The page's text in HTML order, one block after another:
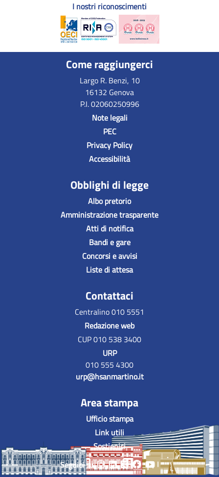
I nostri riconoscimenti
Come raggiungerci
Largo R. Benzi, 10
16132 Genova
P.I. 02060250996
Note legali
PEC
Privacy Policy
Accessibilità
Obblighi di legge
Albo pretorio
Amministrazione trasparente
Atti di notifica
Bandi e gare
Concorsi e avvisi
Liste di attesa
Contattaci
Centralino 010 5551
Redazione web
CUP 010 538 3400
URP
010 555 4300
urp@hsanmartino.it
Area stampa
Ufficio stampa
Link utili
Sostienici
Seguici su: